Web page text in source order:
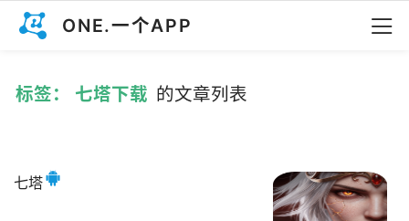
ONE.一个APP
标签： 七塔下载 的文章列表
七塔